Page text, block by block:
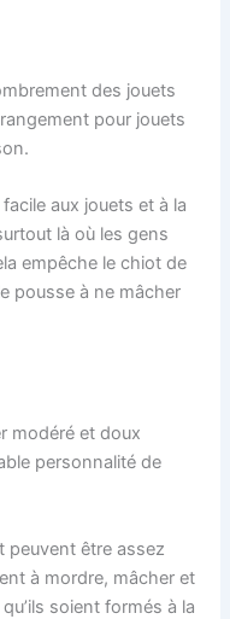
des jouets
pour jouets
aux jouets et à la
là où les gens
empêche le chiot de
pousse à ne mâcher
modéré et doux
personnalité de
peuvent être assez
à mordre, mâcher et
soient formés à la